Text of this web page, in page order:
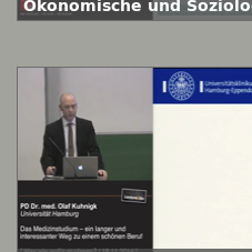
Ökonomische und